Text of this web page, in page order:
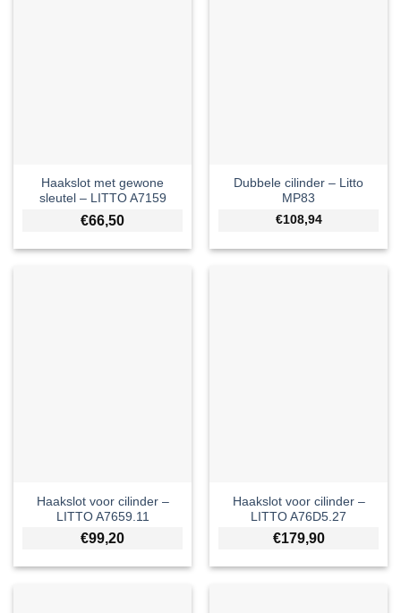
Haakslot met gewone
sleutel – LITTO A7159
€66,50
Dubbele cilinder – Litto
MP83
€108,94
Haakslot voor cilinder –
LITTO A7659.11
€99,20
Haakslot voor cilinder –
LITTO A76D5.27
€179,90